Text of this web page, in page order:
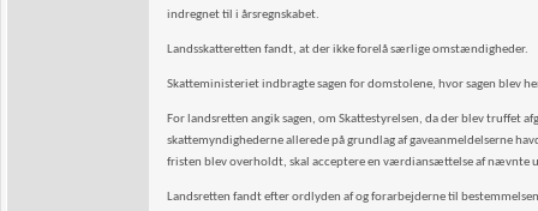
indregnet til i årsregnskabet.
Landsskatteretten fandt, at der ikke forelå særlige omstændigheder.
Skatteministeriet indbragte sagen for domstolene, hvor sagen blev
For landsretten angik sagen, om Skattestyrelsen, da der blev truffet
skattemyndighederne allerede på grundlag af gaveanmeldelserne
fristen blev overholdt, skal acceptere en værdiansættelse af nævnte
Landsretten fandt efter ordlyden af og forarbejderne til